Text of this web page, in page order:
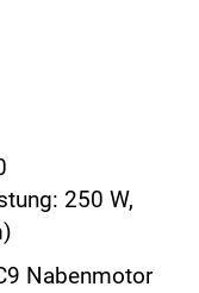
250 W,
Nabenmotor